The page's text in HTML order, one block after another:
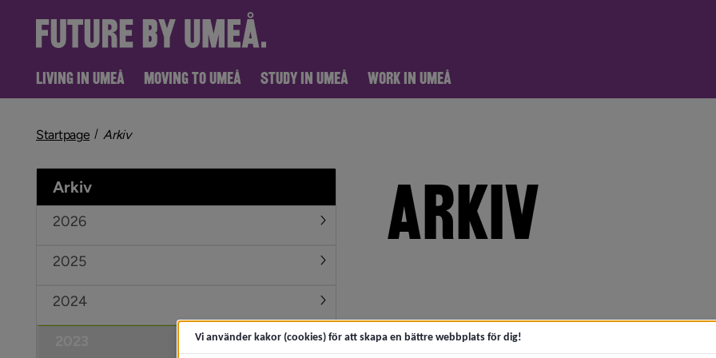
LIVING IN UMEÅ MOVING TO UMEÅ STUDY IN UMEÅ WORK IN UMEÅ
Startpage Arkivnivå i brödsmulenavigeringen
Arkiv
2026 Undermeny för 2026
2025 Undermeny för 2025
2024 Undermeny för 2024
Undermeny för 2023
ARKIV
Vi använder kakor (cookies) för att skapa en bättre webbplats för dig!